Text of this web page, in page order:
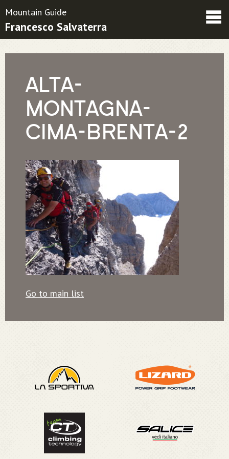
Friends
Mountain Guide
Francesco Salvaterra
ALTA-
MONTAGNA-
CIMA-BRENTA-2
Go to main list